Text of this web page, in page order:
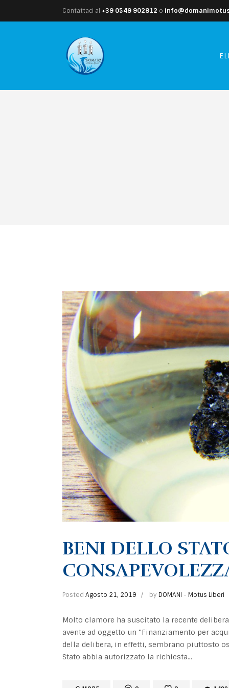
Contattaci al +39 0549 902812 o
BENI DELLO
Posted Agosto 21, 2019 by DOMANI - Motus Liberi
Molto clamore ha suscitato la recente
avente ad oggetto un “Finanziamento per
della delibera, in effetti, sembrano piuttosto
Stato abbia autorizzato la richiesta…